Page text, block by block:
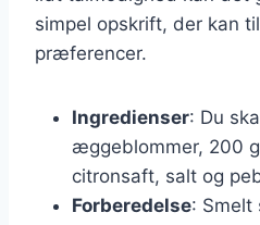
simpel opskrift, der kan
præferencer.
Ingredienser: Du
æggeblommer, 200
citronsaft, salt og
Forberedelse: Smelt